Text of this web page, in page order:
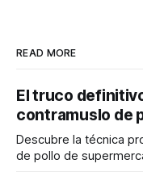
READ MORE
El truco
contramuslo de
Descubre la técnica
de pollo de